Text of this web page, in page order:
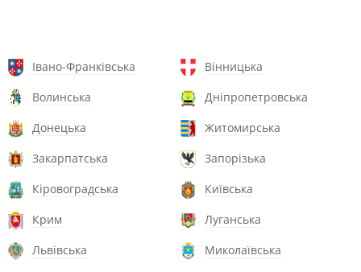
Івано-Франківська
Вінницька
Волинська
Дніпропетровська
Донецька
Житомирська
Закарпатська
Запорізька
Кіровоградська
Київська
Крим
Луганська
Львівська
Миколаївська